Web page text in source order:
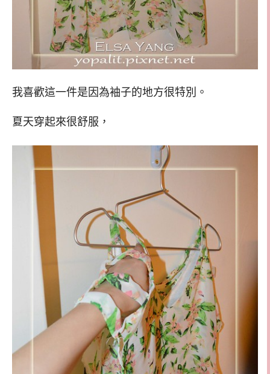
我喜歡這一件是因為袖子的地方很特別。
夏天穿起來很舒服，